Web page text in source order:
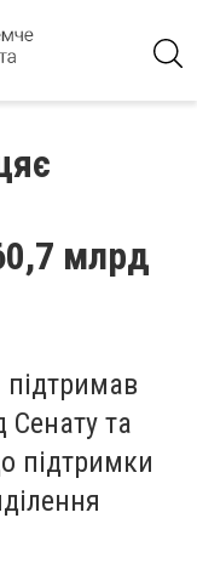
млрд
Сенату та
підтримки